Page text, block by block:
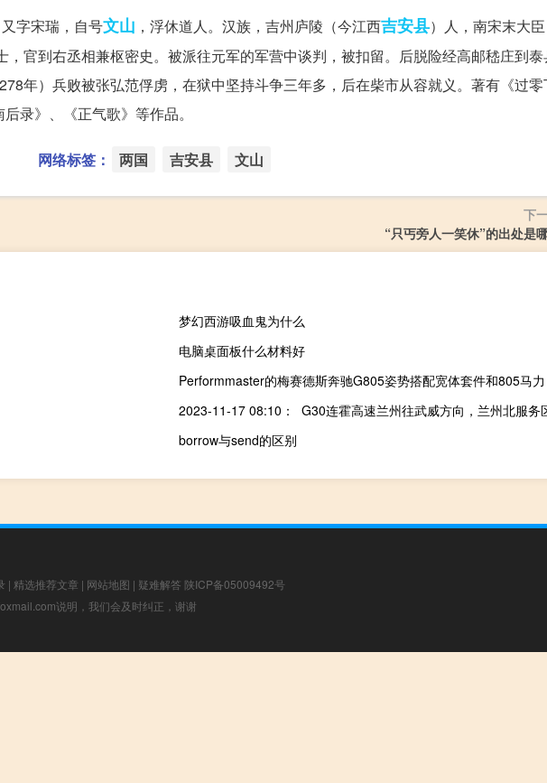
字宋瑞，自号文山 ，浮休道人。汉族，吉州庐陵（今江西吉安县）人，南宋末大
官到右丞相兼枢密史。被派往元军的军营中谈判，被扣留。后脱险经高邮嵇庄到
年）兵败被张弘范俘虏，在狱中坚持斗争三年多，后在柴市从容就义。著有《过零
录》、《正气歌》等作品。
网络标签： 两国 吉安县 文山
下
“只丐旁人一笑休”的出处是
梦幻西游吸血鬼为什么
电脑桌面板什么材料好
Performmaster的梅赛德斯奔驰G805姿势搭配宽体套件和805马力
borrow与send的区别
| 精选推荐文章 | 网站地图 | 疑难解答 陕ICP备05009492号
说明，我们会及时纠正，谢谢